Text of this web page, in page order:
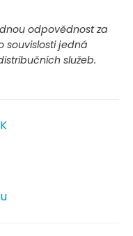
odpovědnost za
souvislosti jedná
služeb.